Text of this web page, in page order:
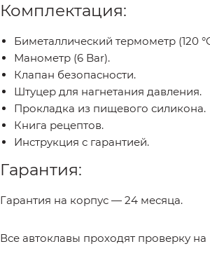
Комплектация:
Биметаллический термометр (120
Манометр (6 Bar).
Клапан безопасности.
Штуцер для нагнетания давления.
Прокладка из пищевого силикона.
Книга рецептов.
Инструкция с гарантией.
Гарантия:
Гарантия на корпус — 24 месяца.
Все автоклавы проходят проверку